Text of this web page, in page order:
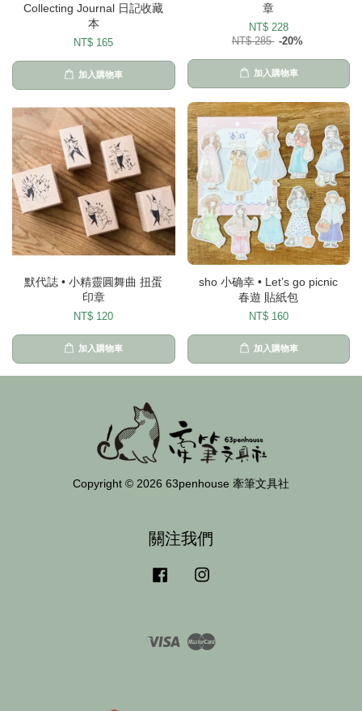
Collecting Journal 日記收藏
本
NT$ 165
加入購物車
章
NT$ 228
NT$ 285 -20%
加入購物車
默代誌 • 小精靈圓舞曲 扭蛋
印章
NT$ 120
加入購物車
sho 小确幸 • Let’s go picnic
春遊 貼紙包
NT$ 160
加入購物車
Copyright © 2026 63penhouse 牽筆文具社
關注我們
Facebook
Visa Master